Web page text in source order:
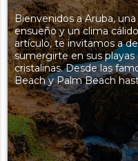
Bienvenidos a Aruba,
ensueño y un clima
artículo, te invitamos a
sumergirte en sus playas
cristalinas. Desde las
Beach y Palm Beach